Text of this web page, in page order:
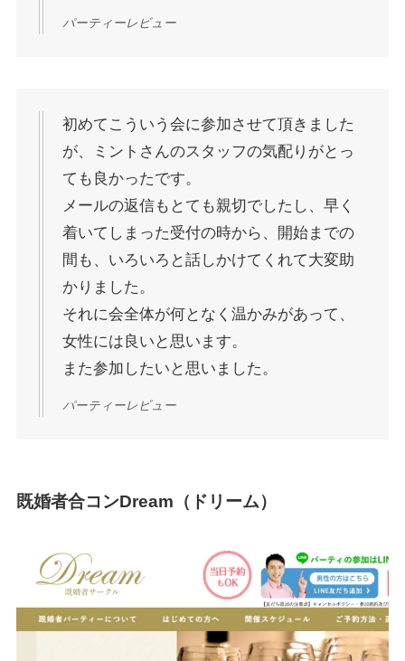
パーティーレビュー
初めてこういう会に参加させて頂きました
が、ミントさんのスタッフの気配りがとっ
ても良かったです。
メールの返信もとても親切でしたし、早く
着いてしまった受付の時から、開始までの
間も、いろいろと話しかけてくれて大変助
かりました。
それに会全体が何となく温かみがあって、
女性には良いと思います。
また参加したいと思いました。
パーティーレビュー
既婚者合コンDream（ドリーム）